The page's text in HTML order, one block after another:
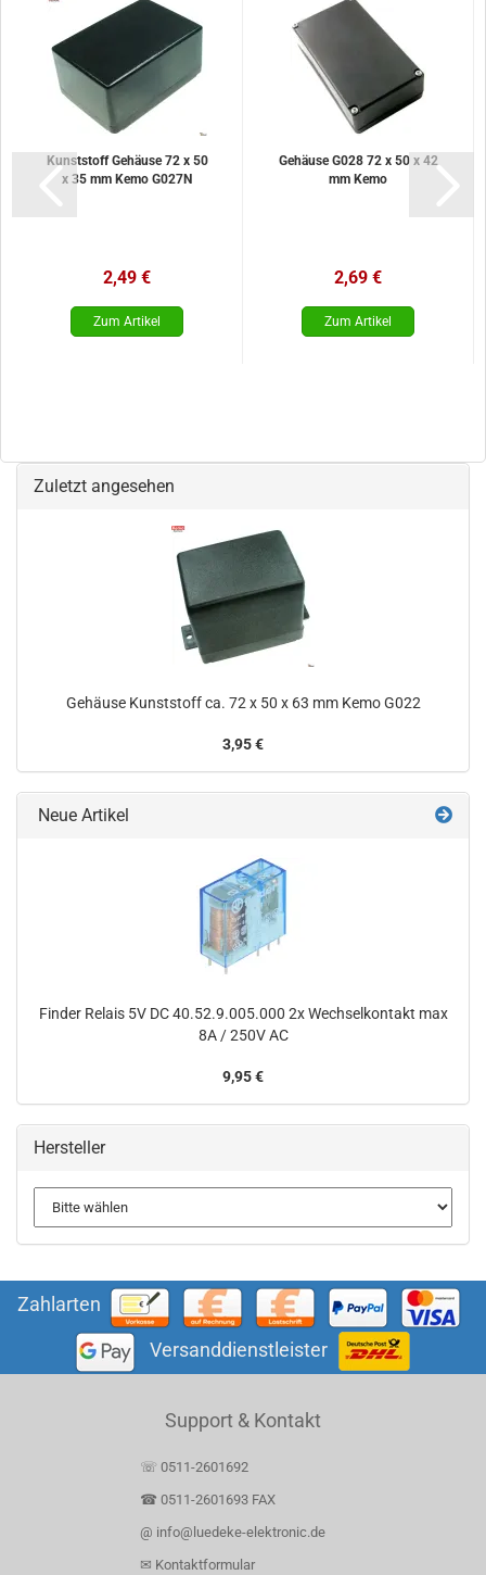
Kunststoff Gehäuse 72 x 50
x 35 mm Kemo G027N
2,49 €
Gehäuse G028 72 x 50 x 42
mm Kemo
2,69 €
Zuletzt angesehen
Gehäuse Kunststoff ca. 72 x 50 x 63 mm Kemo G022
3,95 €
Neue Artikel
Finder Relais 5V DC 40.52.9.005.000 2x Wechselkontakt max
8A / 250V AC
9,95 €
Hersteller
Zahlarten
Versanddienstleister
Support & Kontakt
☏ 0511-2601692
☎ 0511-2601693 FAX
@ info@luedeke-elektronic.de
✉ Kontaktformular